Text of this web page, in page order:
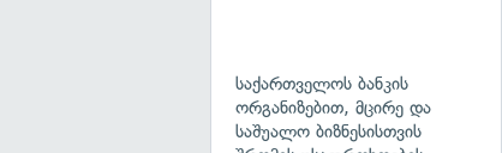
საქართველოს ბანკის
ორგანიზებით, მცირე და
საშუალო ბიზნესისთვის